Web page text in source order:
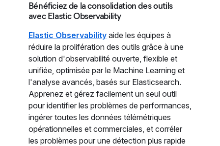
Bénéficiez de la consolidation des outils
avec Elastic Observability
Elastic Observabilityaide les équipes à
réduire la prolifération des outils grâce à une
solution d'observabilité ouverte, flexible et
unifiée, optimisée par le Machine Learning et
l'analyse avancés, basés sur Elasticsearch.
Apprenez et gérez facilement un seul outil
pour identifier les problèmes de performances,
ingérer toutes les données télémétriques
opérationnelles et commerciales, et corréler
les problèmes pour une détection plus rapide